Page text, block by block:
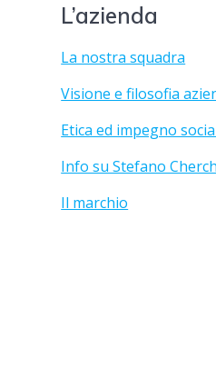
L’azienda
La nostra squadra
Visione e filosofia
Etica ed impegno
Info su Stefano
Il marchio